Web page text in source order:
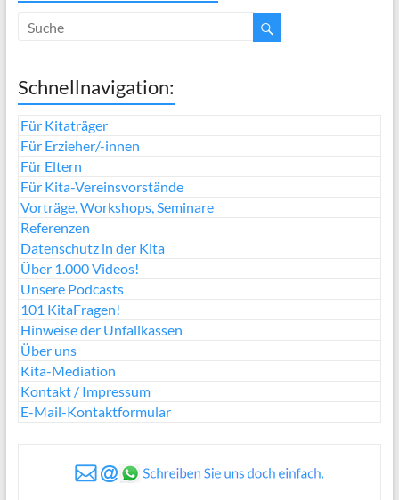
Schnellnavigation:
Für Kitaträger
Für Erzieher/-innen
Für Eltern
Für Kita-Vereinsvorstände
Vorträge, Workshops, Seminare
Referenzen
Datenschutz in der Kita
Über 1.000 Videos!
Unsere Podcasts
101 KitaFragen!
Hinweise der Unfallkassen
Über uns
Kita-Mediation
Kontakt / Impressum
E-Mail-Kontaktformular